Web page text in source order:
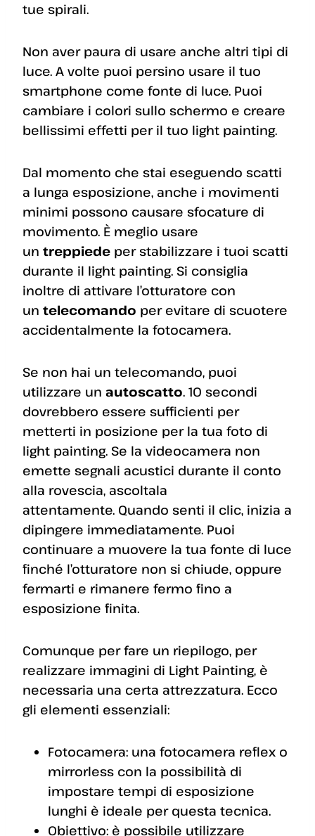
tue spirali.
Non aver paura di usare anche altri tipi di
luce. A volte puoi persino usare il tuo
smartphone come fonte di luce. Puoi
cambiare i colori sullo schermo e creare
bellissimi effetti per il tuo light painting.
Dal momento che stai eseguendo scatti
a lunga esposizione, anche i movimenti
minimi possono causare sfocature di
movimento. È meglio usare
un treppiede per stabilizzare i tuoi scatti
durante il light painting. Si consiglia
inoltre di attivare l’otturatore con
un telecomando per evitare di scuotere
accidentalmente la fotocamera.
Se non hai un telecomando, puoi
utilizzare un autoscatto. 10 secondi
dovrebbero essere sufficienti per
metterti in posizione per la tua foto di
light painting. Se la videocamera non
emette segnali acustici durante il conto
alla rovescia, ascoltala
attentamente. Quando senti il ​​clic, inizia a
dipingere immediatamente. Puoi
continuare a muovere la tua fonte di luce
finché l’otturatore non si chiude, oppure
fermarti e rimanere fermo fino a
esposizione finita.
Comunque per fare un riepilogo, per
realizzare immagini di Light Painting, è
necessaria una certa attrezzatura. Ecco
gli elementi essenziali:
Fotocamera: una fotocamera reflex o
mirrorless con la possibilità di
impostare tempi di esposizione
lunghi è ideale per questa tecnica.
Obiettivo: è possibile utilizzare